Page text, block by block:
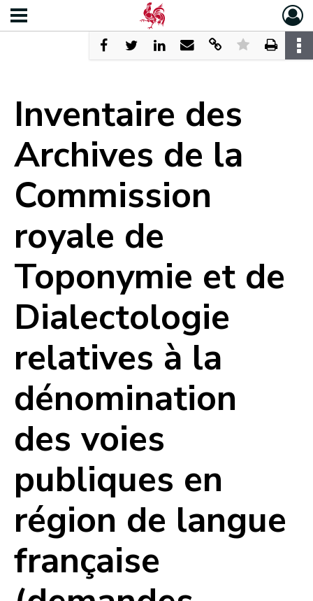
Inventaire des
Archives de la
Commission
royale de
Toponymie et de
Dialectologie
relatives à la
dénomination
des voies
publiques en
région de langue
française